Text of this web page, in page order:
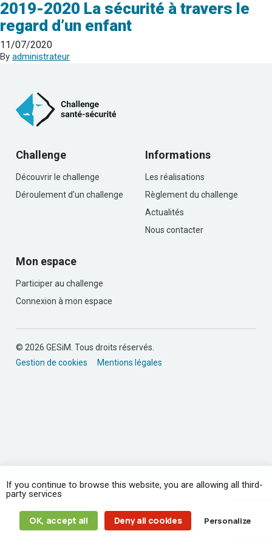
2019-2020 La sécurité à travers le
regard d’un enfant
11/07/2020
By administrateur
Challenge
Découvrir le challenge
Déroulement d’un challenge
Informations
Les réalisations
Règlement du challenge
Actualités
Nous contacter
Mon espace
Participer au challenge
Connexion à mon espace
© 2026 GESiM. Tous droits réservés.
Gestion de cookies
Mentions légales
If you continue to browse this website, you are allowing all third-
party services
OK, accept all Deny all cookies Personalize